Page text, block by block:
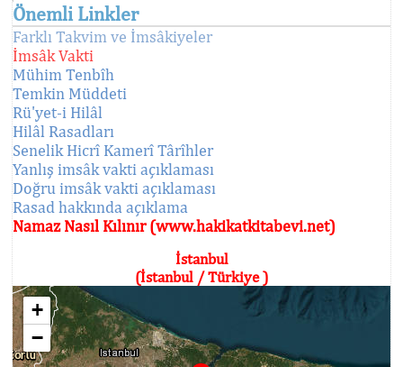
Önemli Linkler
Farklı Takvim ve İmsâkiyeler
İmsâk Vakti
Mühim Tenbîh
Temkin Müddeti
Rü'yet-i Hilâl
Hilâl Rasadları
Senelik Hicrî Kamerî Târîhler
Yanlış imsâk vakti açıklaması
Doğru imsâk vakti açıklaması
Rasad hakkında açıklama
Namaz Nasıl Kılınır (www.hakikatkitabevi.net)
İstanbul
(İstanbul / Türkiye )
+
−